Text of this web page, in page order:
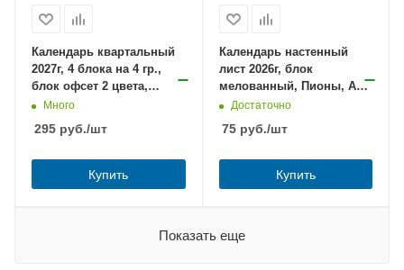
Календарь квартальный
2027г, 4 блока на 4 гр.,
блок офсет 2 цвета,
БИЗНЕС, Огни над водой,
Много
295 руб./шт
Купить
Календарь настенный
лист 2026г, блок
мелованный, Пионы, А1,
450*590 мм
Достаточно
75руб./шт
Купить
Показать еще